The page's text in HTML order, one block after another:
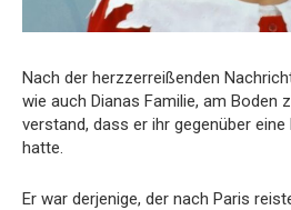
Nach der herzzerreißenden
wie auch Dianas Familie, am Boden
verstand, dass er ihr gegenüber
hatte.
Er war derjenige, der nach Paris